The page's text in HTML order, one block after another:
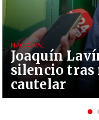
Joaquín
silencio tras
cautelar
NACIONAL